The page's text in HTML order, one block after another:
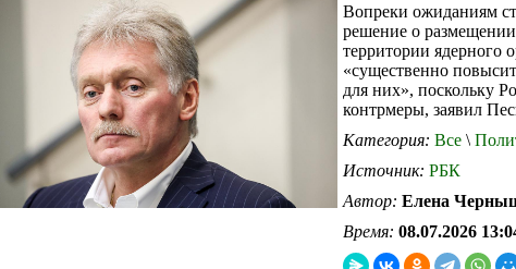
Вопреки ожиданиям
решение о
территории ядерного
«существенно
для них», поскольку
контрмеры, заявил
Категория: Все \
Источник: РБК
Автор: Елена
Время: 08.07.2026